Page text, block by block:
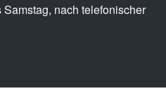
nach telefonischer